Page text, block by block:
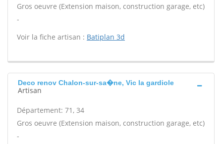
Gros oeuvre (Extension maison, construction garage, etc)
-
Voir la fiche artisan : Batiplan 3d
Deco renov Chalon-sur-sa�ne, Vic la gardiole
Artisan
Département: 71, 34
Gros oeuvre (Extension maison, construction garage, etc)
-